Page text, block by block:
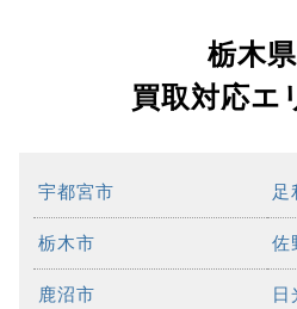
栃木
買取対応エ
宇都宮市 足
栃木市 佐
鹿沼市 日